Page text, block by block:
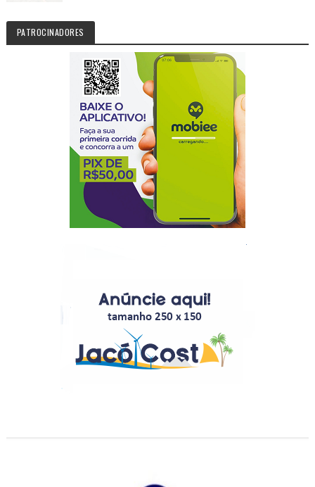
PATROCINADORES